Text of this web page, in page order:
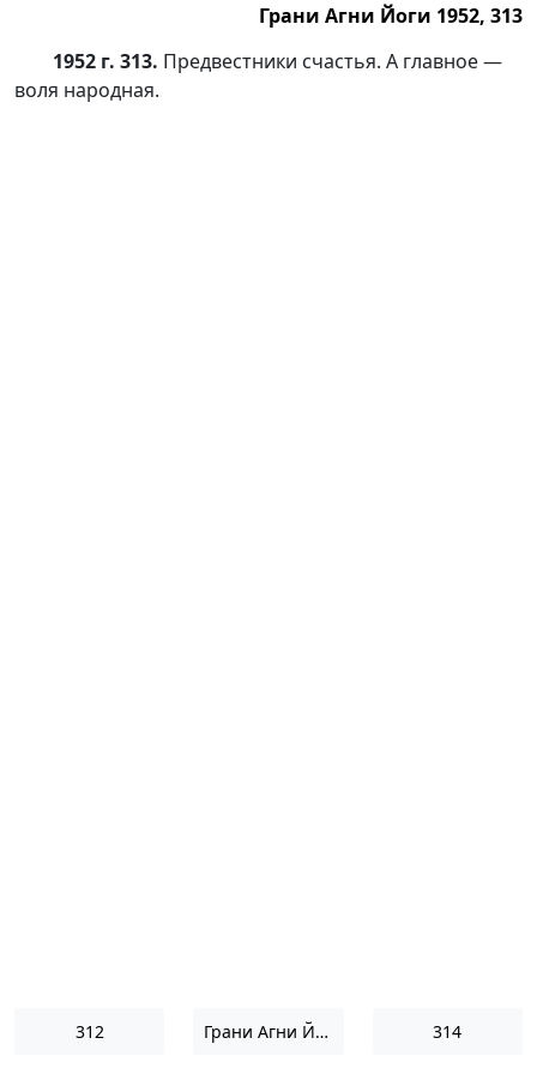
Грани Агни Йоги 1952, 313
1952 г. 313. Предвестники счастья. А главное —
воля народная.
312 Грани Агни Йоги 1952 314